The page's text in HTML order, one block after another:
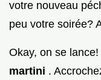
votre nouveau
peu votre soirée?
Okay, on se
martini .